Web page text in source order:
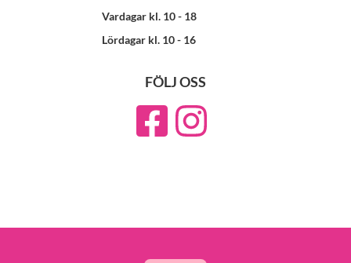
Vardagar kl. 10 - 18
Lördagar kl. 10 - 16
FÖLJ OSS